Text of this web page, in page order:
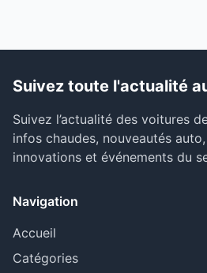
Suivez toute l'actualité
Suivez l’actualité des voitures
infos chaudes, nouveautés
innovations et événements du
Navigation
Accueil
Catégories